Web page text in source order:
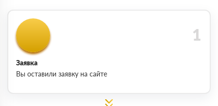
Заявка
Вы оставили заявку на сайте